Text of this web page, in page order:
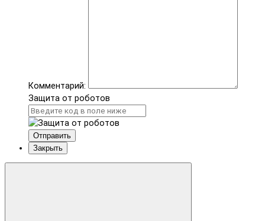
Комментарий:
Защита от роботов
Отправить
Закрыть